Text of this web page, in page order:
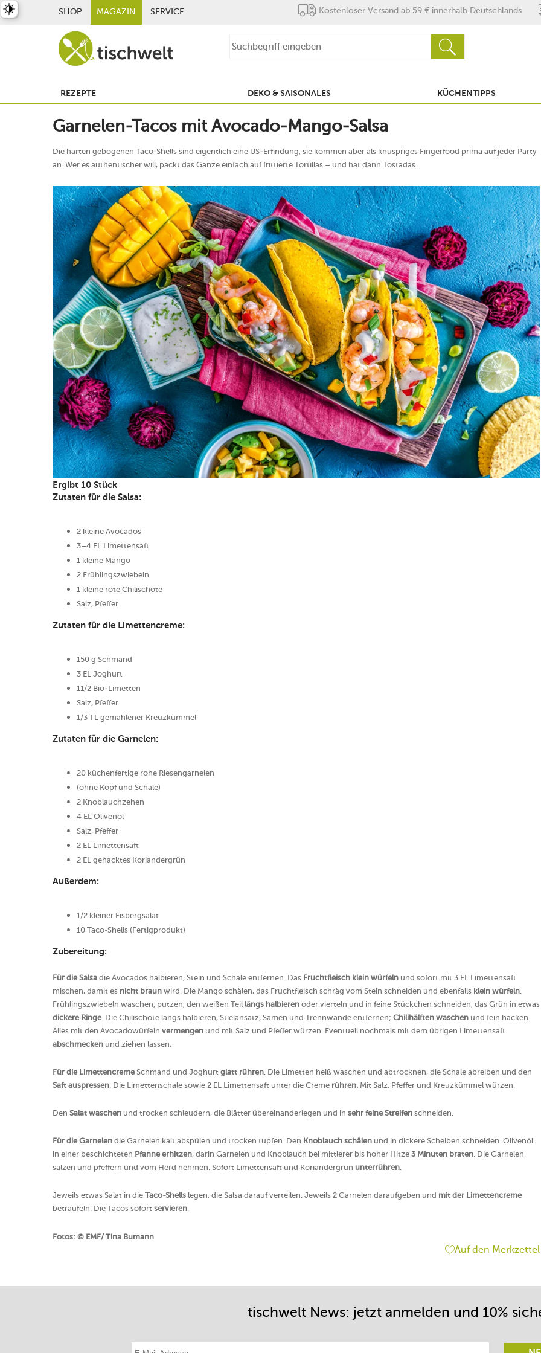
SHOP MAGAZIN SERVICE Kostenloser Versand ab 59 € innerhalb Deutschlands
REZEPTE DEKO & SAISONALES KÜCHENTIPPS
Garnelen-Tacos mit Avocado-Mango-Salsa
Die harten gebogenen Taco-Shells sind eigentlich eine US-Erfindung, sie kommen aber als knuspriges Fingerfood prima auf jeder Party
an. Wer es authentischer will, packt das Ganze einfach auf frittierte Tortillas – und hat dann Tostadas.
Ergibt 10 Stück
Zutaten für die Salsa:
2 kleine Avocados
3–4 EL Limettensaft
1 kleine Mango
2 Frühlingszwiebeln
1 kleine rote Chilischote
Salz, Pfeffer
Zutaten für die Limettencreme:
150 g Schmand
3 EL Joghurt
11/2 Bio-Limetten
Salz, Pfeffer
1/3 TL gemahlener Kreuzkümmel
Zutaten für die Garnelen:
20 küchenfertige rohe Riesengarnelen
(ohne Kopf und Schale)
2 Knoblauchzehen
4 EL Olivenöl
Salz, Pfeffer
2 EL Limettensaft
2 EL gehacktes Koriandergrün
Außerdem:
1/2 kleiner Eisbergsalat
10 Taco-Shells (Fertigprodukt)
Zubereitung:
Für die Salsa die Avocados halbieren, Stein und Schale entfernen. Das Fruchtfleisch klein würfeln und sofort mit 3 EL Limettensaft
mischen, damit es nicht braun wird. Die Mango schälen, das Fruchtfleisch schräg vom Stein schneiden und ebenfalls klein würfeln.
Frühlingszwiebeln waschen, putzen, den weißen Teil längs halbieren oder vierteln und in feine Stückchen schneiden, das Grün in etwas
dickere Ringe. Die Chilischote längs halbieren, Stielansatz, Samen und Trennwände entfernen; Chilihälften waschen und fein hacken.
Alles mit den Avocadowürfeln vermengen und mit Salz und Pfeffer würzen. Eventuell nochmals mit dem übrigen Limettensaft
abschmecken und ziehen lassen.
Für die LimettencremeSchmand und Joghurt glatt rühren. Die Limetten heiß waschen und abtrocknen, die Schale abreiben und den
Saft auspressen. Die Limettenschale sowie 2 EL Limettensaft unter die Creme rühren. Mit Salz, Pfeffer und Kreuzkümmel würzen.
Den Salat waschen und trocken schleudern, die Blätter übereinanderlegen und in sehr feine Streifen schneiden.
Für die Garnelen die Garnelen kalt abspülen und trocken tupfen. Den Knoblauch schälen und in dickere Scheiben schneiden. Olivenöl
in einer beschichteten Pfanne erhitzen, darin Garnelen und Knoblauch bei mittlerer bis hoher Hitze 3 Minuten braten. Die Garnelen
salzen und pfeffern und vom Herd nehmen. Sofort Limettensaft und Koriandergrün unterrühren.
Jeweils etwas Salat in die Taco-Shells legen, die Salsa darauf verteilen. Jeweils 2 Garnelen daraufgeben und mit der Limettencreme
beträufeln. Die Tacos sofort servieren.
Fotos: © EMF/ Tina Bumann
Auf den Merkzettel
tischwelt News: jetzt anmelden und 10%
E-Mail-Adresse eintragen
umschalten